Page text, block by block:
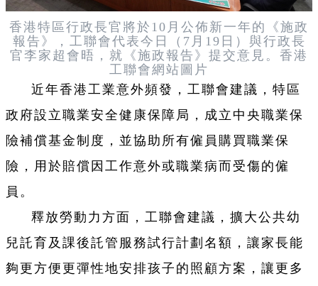
香港特區行政長官將於10月公佈新一年的《施政
報告》，工聯會代表今日（7月19日）與行政長
官李家超會晤，就《施政報告》提交意見。香港
工聯會網站圖片
近年香港工業意外頻發，工聯會建議，特區
政府設立職業安全健康保障局，成立中央職業保
險補償基金制度，並協助所有僱員購買職業保
險，用於賠償因工作意外或職業病而受傷的僱
員。
釋放勞動力方面，工聯會建議，擴大公共幼
兒託育及課後託管服務試行計劃名額，讓家長能
夠更方便更彈性地安排孩子的照顧方案，讓更多